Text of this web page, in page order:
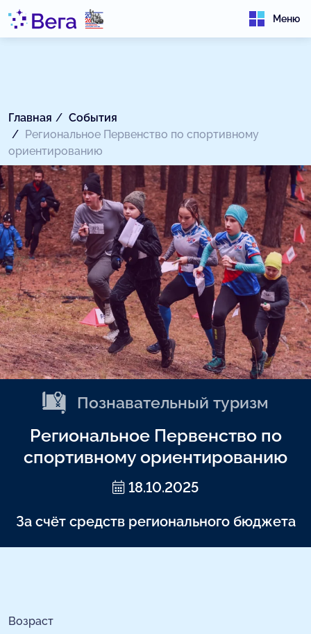
Меню
Главная
События
Региональное Первенство по спортивному
ориентированию
Познавательный туризм
Региональное Первенство по
спортивному ориентированию
18.10.2025
За счёт средств регионального бюджета
Возраст